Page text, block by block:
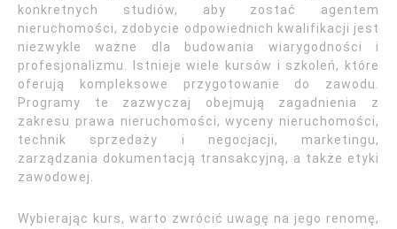
konkretnych studiów, aby zostać agentem
nieruchomości, zdobycie odpowiednich kwalifikacji jest
niezwykle ważne dla budowania wiarygodności i
profesjonalizmu. Istnieje wiele kursów i szkoleń, które
oferują kompleksowe przygotowanie do zawodu.
Programy te zazwyczaj obejmują zagadnienia z
zakresu prawa nieruchomości, wyceny nieruchomości,
technik sprzedaży i negocjacji, marketingu,
zarządzania dokumentacją transakcyjną, a także etyki
zawodowej.
Wybierając kurs, warto zwrócić uwagę na jego renomę,